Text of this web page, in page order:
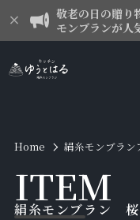
敬老の日の贈り
モンブランが人
Home 絹糸モンブラン
ITEM
絹糸モンブラン 桜